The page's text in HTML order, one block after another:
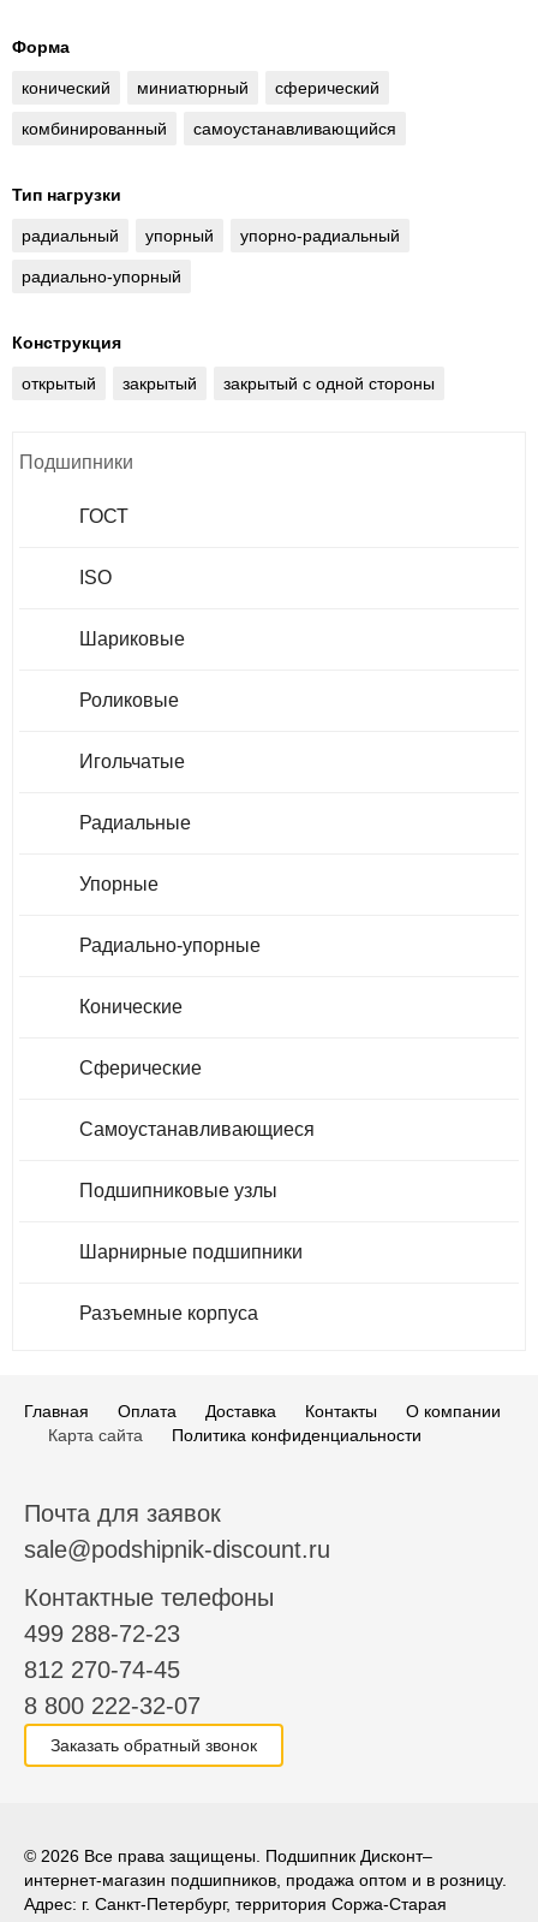
Форма
конический миниатюрный сферический
комбинированный самоустанавливающийся
Тип нагрузки
радиальный упорный упорно-радиальный
радиально-упорный
Конструкция
открытый закрытый закрытый с одной стороны
Подшипники
ГОСТ
ISO
Шариковые
Роликовые
Игольчатые
Радиальные
Упорные
Радиально-упорные
Конические
Сферические
Самоустанавливающиеся
Подшипниковые узлы
Шарнирные подшипники
Разъемные корпуса
Главная Оплата Доставка Контакты
О компании
Карта сайта
Политика конфиденциальности
Почта для заявок
sale@podshipnik-discount.ru
Контактные телефоны
499 288-72-23
812 270-74-45
8 800 222-32-07
Заказать обратный звонок
© 2026 Все права защищены. Подшипник Дисконт–
интернет-магазин подшипников, продажа оптом и в розницу.
Адрес: г. Санкт-Петербург, территория Соржа-Старая